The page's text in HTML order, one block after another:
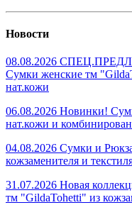
Новости
08.08.2026
Сумки женские тм
нат.кожи
06.08.2026 Новинки!
нат.кожи и
04.08.2026 Сумки и
кожзаменителя и
31.07.2026 Новая
тм "GildaTohetti" из